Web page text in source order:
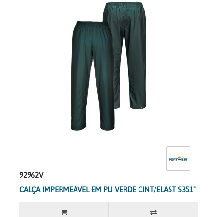
92962V
CALÇA IMPERMEÁVEL EM PU VERDE CINT/ELAST S351"